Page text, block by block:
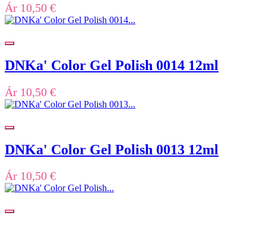
Ár 10,50 €
DNKa' Color Gel Polish 0014 12ml
Ár 10,50 €
DNKa' Color Gel Polish 0013 12ml
Ár 10,50 €